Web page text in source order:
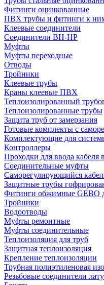
Фитинги оцинкованные
ПВХ трубы и фитинги к
Клеевые соединители
Соединители ВН-НР
Муфты
Муфты переходные
Отводы
Тройники
Клеевые трубы
Краны клеевые ПВХ
Теплоизолированный
Теплоизолированные трубы
Защита труб от замерзания
Готовые комплекты с
Комплектующие для
Контроллеры
Проходки для ввода кабеля
Соединительные муфты
Саморегулирующийся
Защитные трубы
Фитинги обжимные GEBO
Тройники
Водоотводы
Муфты ремонтные
Муфты соединительные
Теплоизоляция для труб
Защитная теплоизоляция
Крепление теплоизоляции
Трубная полиэтиленовая
Резьбовые соединители